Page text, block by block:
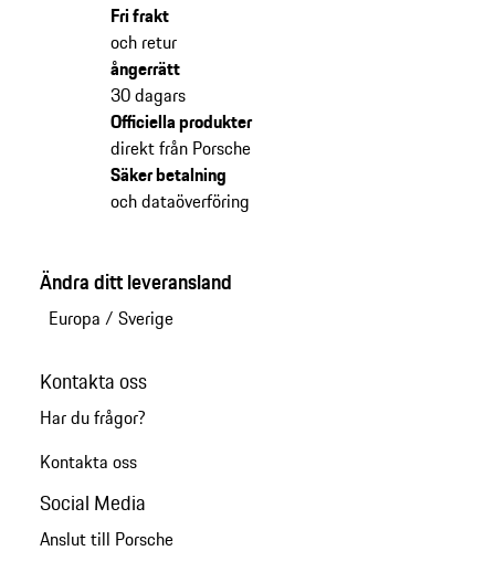
Fri frakt
och retur
ångerrätt
30 dagars
Officiella produkter
direkt från Porsche
Säker betalning
och dataöverföring
Ändra ditt leveransland
Europa / Sverige
Kontakta oss
Har du frågor?
Kontakta oss
Social Media
Anslut till Porsche